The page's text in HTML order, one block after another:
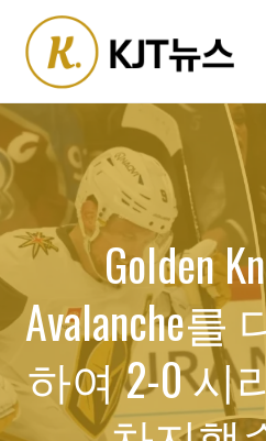
content
Golden
Avalanche를
하여 2-0 시